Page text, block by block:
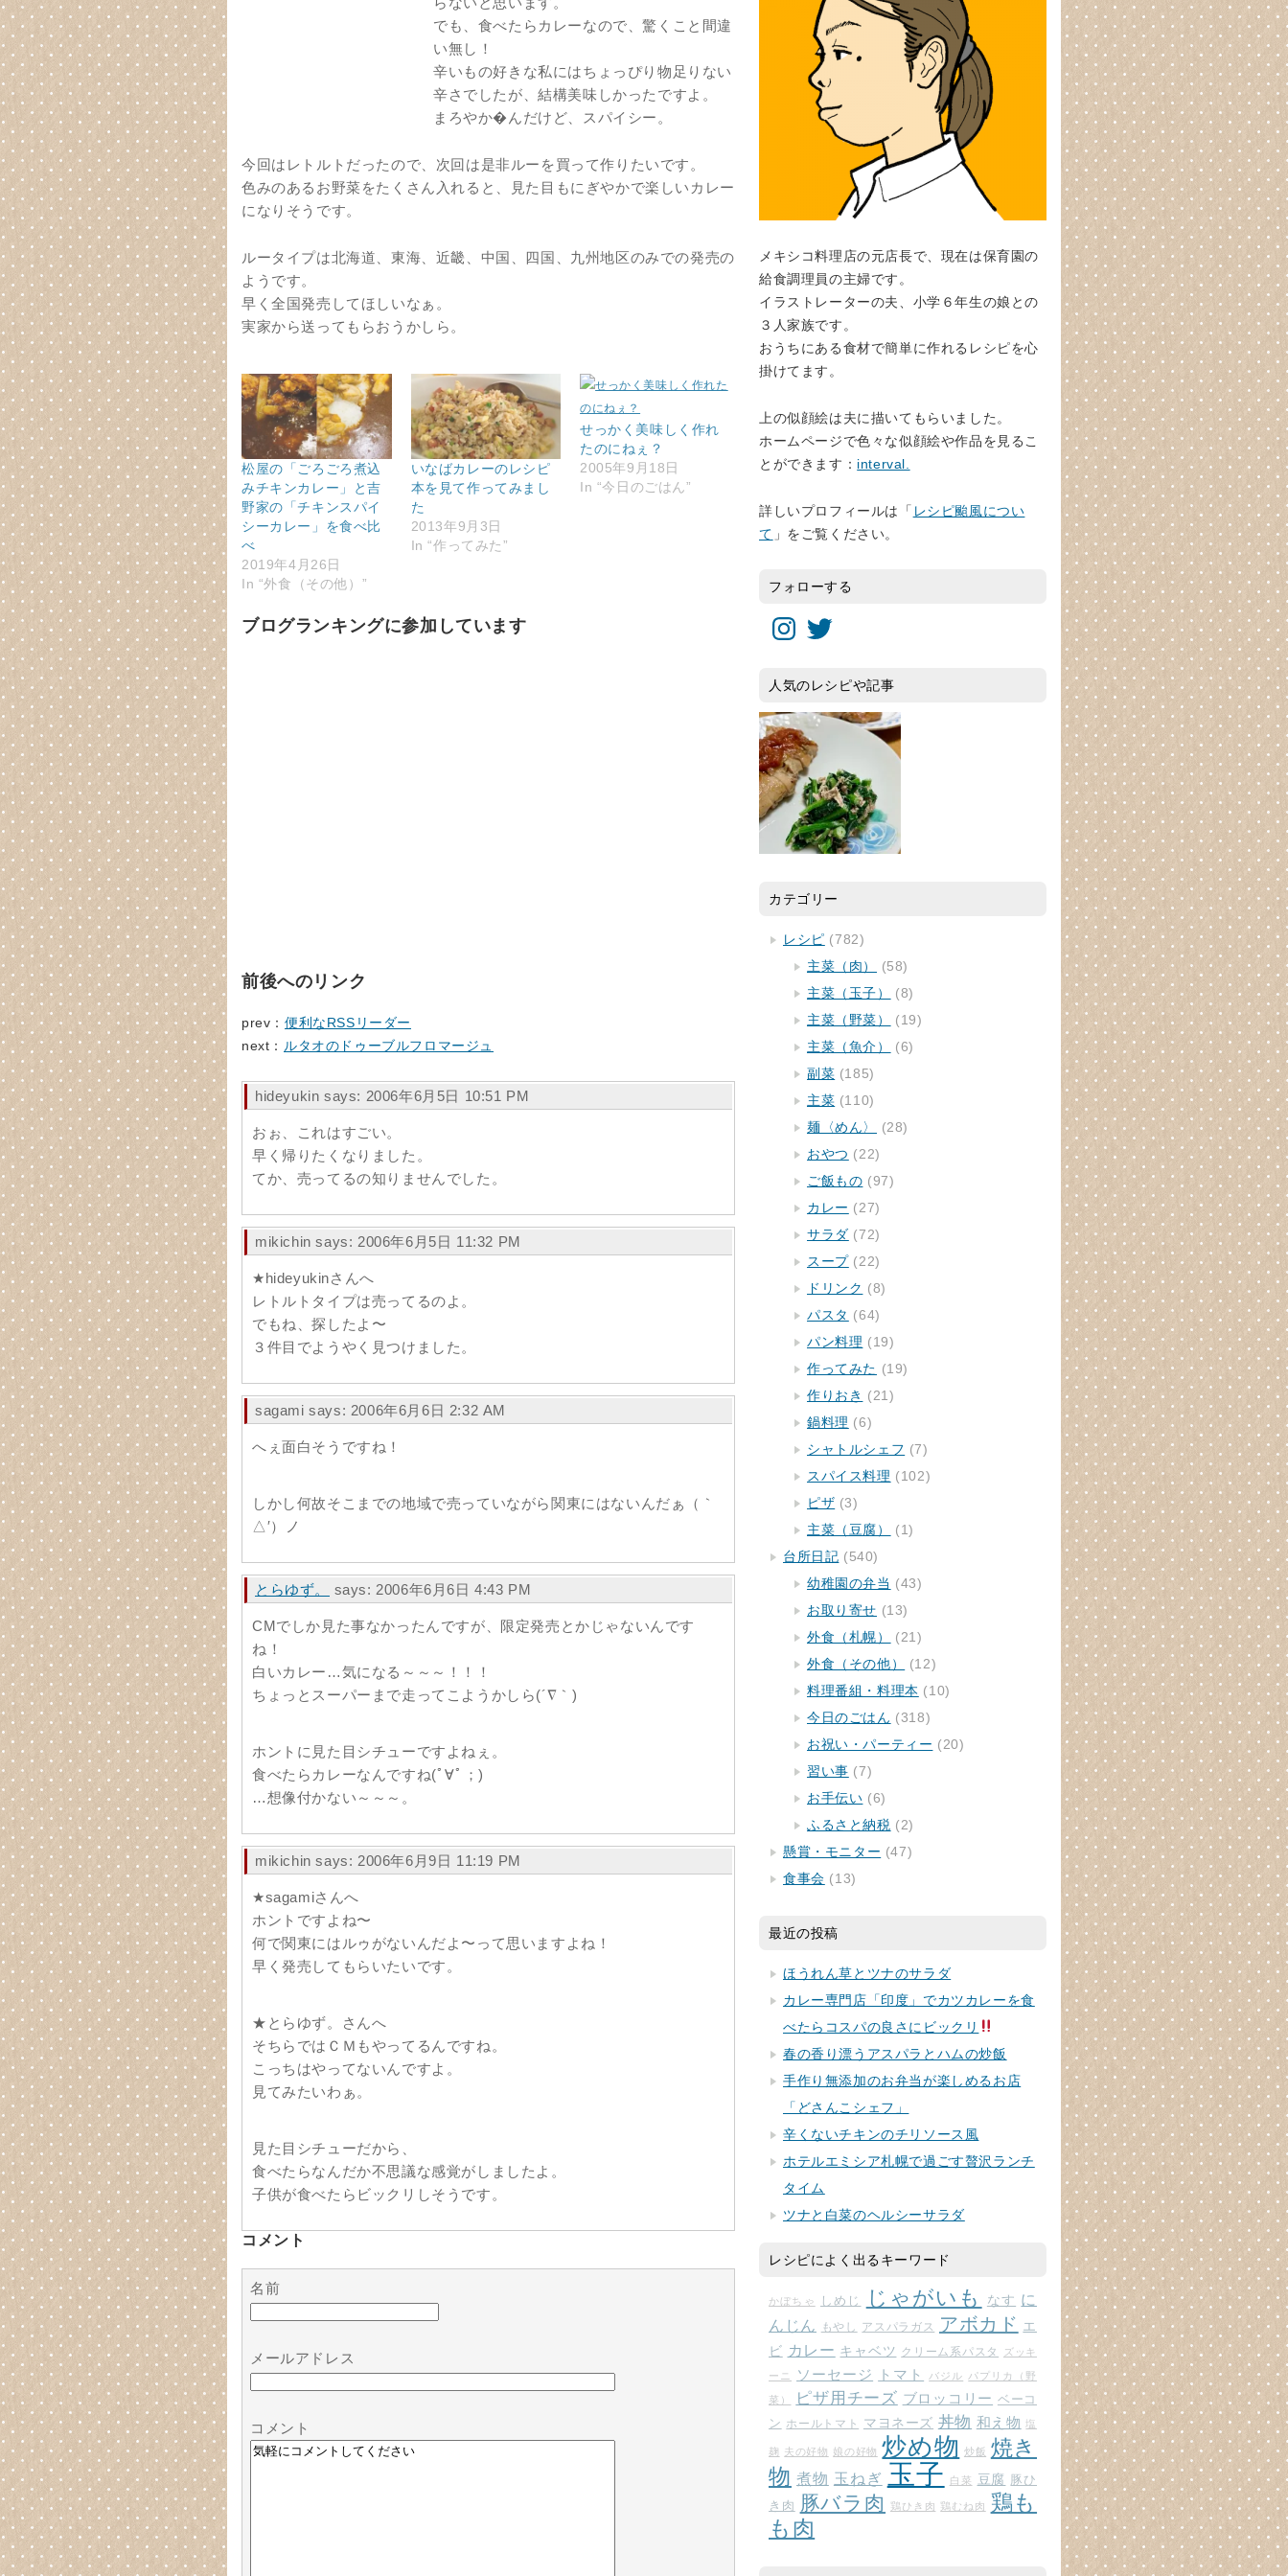
でも、食べたらカレーなので、驚くこと間違
い無し！
辛いもの好きな私にはちょっぴり物足りない
辛さでしたが、結構美味しかったですよ。
まろやか�んだけど、スパイシー。
今回はレトルトだったので、次回は是非ルーを買って作りたいです。
色みのあるお野菜をたくさん入れると、見た目もにぎやかで楽しいカレー
になりそうです。
ルータイプは北海道、東海、近畿、中国、四国、九州地区のみでの発売の
ようです。
早く全国発売してほしいなぁ。
実家から送ってもらおうかしら。
松屋の「ごろごろ煮込
みチキンカレー」と吉
野家の「チキンスパイ
シーカレー」を食べ比
べ
2019年4月26日
In “外食（その他）”
いなばカレーのレシピ
本を見て作ってみまし
た
2013年9月3日
In “作ってみた”
せっかく美味しく作れ
たのにねぇ？
2005年9月18日
In “今日のごはん”
ブログランキングに参加しています
前後へのリンク
prev： 便利なRSSリーダー
next： ルタオのドゥーブルフロマージュ
hideyukin says: 2006年6月5日 10:51 PM
おぉ、これはすごい。
早く帰りたくなりました。
てか、売ってるの知りませんでした。
mikichin says: 2006年6月5日 11:32 PM
★hideyukinさんへ
レトルトタイプは売ってるのよ。
でもね、探したよ〜
３件目でようやく見つけました。
sagami says: 2006年6月6日 2:32 AM
へぇ面白そうですね！
しかし何故そこまでの地域で売っていながら関東にはないんだぁ（｀
△′）ノ
とらゆず。 says: 2006年6月6日 4:43 PM
CMでしか見た事なかったんですが、限定発売とかじゃないんです
ね！
白いカレー…気になる～～～！！！
ちょっとスーパーまで走ってこようかしら(´∇｀)
ホントに見た目シチューですよねぇ。
食べたらカレーなんですね(ﾟ∀ﾟ；)
…想像付かない～～～。
mikichin says: 2006年6月9日 11:19 PM
★sagamiさんへ
ホントですよね〜
何で関東にはルゥがないんだよ〜って思いますよね！
早く発売してもらいたいです。
★とらゆず。さんへ
そちらではＣＭもやってるんですね。
こっちはやってないんですよ。
見てみたいわぁ。
見た目シチューだから、
食べたらなんだか不思議な感覚がしましたよ。
子供が食べたらビックリしそうです。
コメント
名前
メールアドレス
コメント
メキシコ料理店の元店長で、現在は保育園の
給食調理員の主婦です。
イラストレーターの夫、小学６年生の娘との
３人家族です。
おうちにある食材で簡単に作れるレシピを心
掛けてます。
上の似顔絵は夫に描いてもらいました。
ホームページで色々な似顔絵や作品を見るこ
とができます： interval.
詳しいプロフィールは「 レシピ颱風につい
て 」をご覧ください。
フォローする
Instagram
Twitter
人気のレシピや記事
カテゴリー
レシピ (782)
主菜（肉）
(58)
主菜（玉子）
(8)
主菜（野菜）
(19)
主菜（魚介）
(6)
副菜 (185)
主菜 (110)
麺〈めん〉
(28)
おやつ (22)
ご飯もの (97)
カレー (27)
サラダ (72)
スープ(22)
ドリンク (8)
パスタ (64)
パン料理 (19)
作ってみた (19)
作りおき (21)
鍋料理 (6)
シャトルシェフ (7)
スパイス料理 (102)
ピザ (3)
主菜（豆腐）
(1)
台所日記 (540)
幼稚園の弁当 (43)
お取り寄せ (13)
外食（札幌）
(21)
外食（その他）
(12)
料理番組・料理本 (10)
今日のごはん (318)
お祝い・パーティー (20)
習い事 (7)
お手伝い (6)
ふるさと納税 (2)
懸賞・モニター (47)
食事会 (13)
最近の投稿
ほうれん草とツナのサラダ
カレー専門店「印度」でカツカレーを食
べたらコスパの良さにビックリ
春の香り漂うアスパラとハムの炒飯
手作り無添加のお弁当が楽しめるお店
「どさんこシェフ」
辛くないチキンのチリソース風
ホテルエミシア札幌で過ごす贅沢ランチ
タイム
ツナと白菜のヘルシーサラダ
レシピによく出るキーワード
かぼちゃ しめじ じゃがいも なす に
んじん
もやし アスパラガス アボカド
エ
ビ カレー キャベツ クリーム系パスタ ズッキ
ーニ ソーセージ トマト バジル パプリカ（野
菜） ピザ用チーズ ブロッコリー ベーコ
ン ホールトマト マヨネーズ 丼物 和え物 塩
麹 夫の好物 娘の好物 炒め物 炒飯 焼き
物 煮物 玉ねぎ 玉子 白菜 豆腐 豚ひ
き肉 豚バラ肉 鶏ひき肉 鶏むね肉 鶏も
も肉